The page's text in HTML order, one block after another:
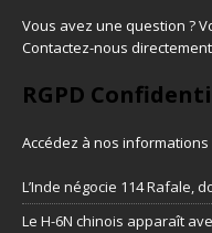
Vous avez une question ?
Contactez-nous
RGPD
Accédez à nos informations
L’Inde négocie 114 Rafale,
Le H-6N chinois apparaît